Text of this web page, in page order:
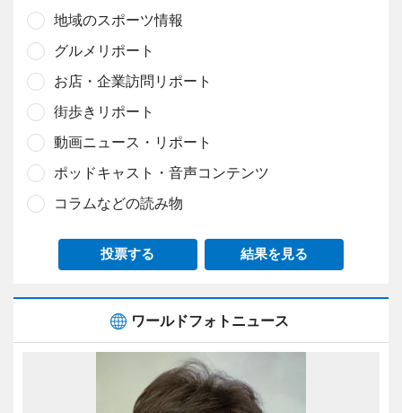
地域のスポーツ情報
グルメリポート
お店・企業訪問リポート
街歩きリポート
動画ニュース・リポート
ポッドキャスト・音声コンテンツ
コラムなどの読み物
投票する 結果を見る
ワールドフォトニュース